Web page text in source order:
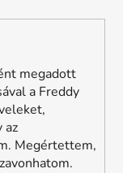
megadott
a Freddy
az
Megértettem,